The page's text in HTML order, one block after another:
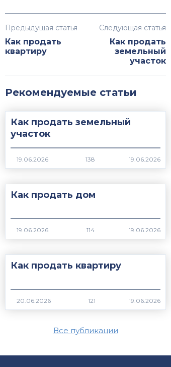
Предыдущая статья
Как продать
квартиру
Следующая статья
Как продать
земельный
участок
Все публикации
Рекомендуемые статьи
Как продать земельный
участок
138
Как продать дом
114
Как продать квартиру
121